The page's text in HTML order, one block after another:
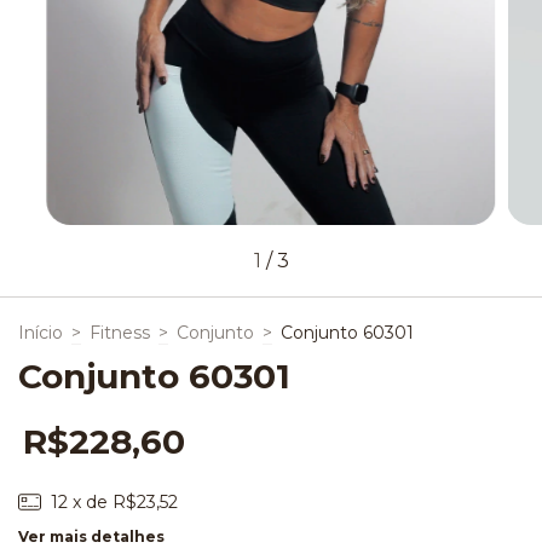
1 /3
Início > Fitness > Conjunto > Conjunto 60301
Conjunto 60301
R$228,60
12 x de R$23,52
Ver mais detalhes